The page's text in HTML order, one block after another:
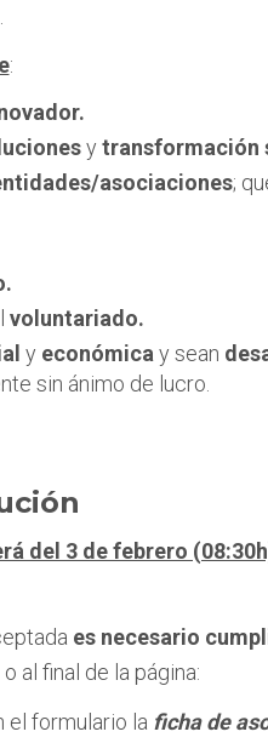
:
y transformación
asociaciones;
voluntariado.
y económica y sean
sin ánimo de lucro.
del 3 de febrero
es necesario
al final de la página:
el formulario la ficha de